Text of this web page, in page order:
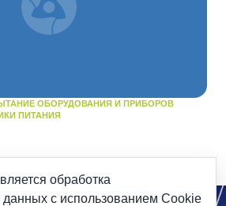
ОБОРУДОВАНИЯ И ПРИБОРОВ
ПИТАНИЯ
обработка
данных с использованием Cookie